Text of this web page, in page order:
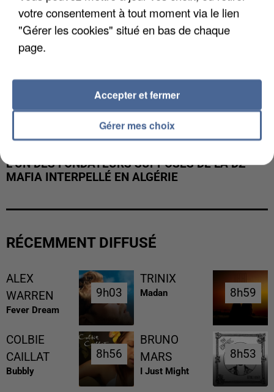
L’UN DES FONDATEURS SUPPOSÉS DE LA DZ
MAFIA INTERPELLÉ EN ALGÉRIE
RÉCEMMENT DIFFUSÉ
ALEX
WARREN
Fever Dream
9h03
9h03
TRINIX
Madan 8h59
8h59
COLBIE
CAILLAT
Bubbly
8h56
8h56
BRUNO
MARS
I Just Might
8h53
8h53
votre consentement à tout moment via le lien
"Gérer les cookies" situé en bas de chaque
page.
Gérer mes choix
Accepter et fermer